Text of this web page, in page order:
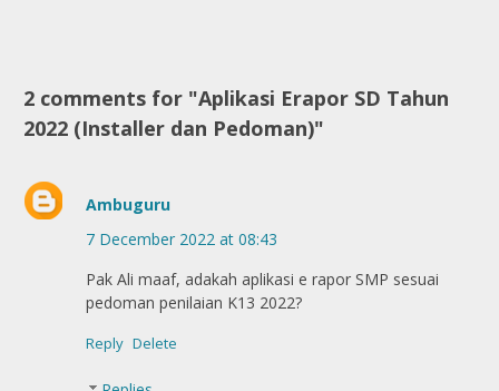
2 comments for "Aplikasi Erapor SD Tahun
2022 (Installer dan Pedoman)"
Ambuguru
7 December 2022 at 08:43
Pak Ali maaf, adakah aplikasi e rapor SMP sesuai
pedoman penilaian K13 2022?
Reply Delete